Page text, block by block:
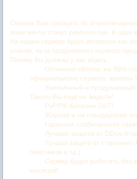
Спешим Вам сообщить об открытии
ваши мечты станут реальностью. И один
На нашем сервере будет интересно как
кланам, из-за продуманного игрового
Почему Вы должны у нас играть :
· Отличная сборка, на 99%
официальному серверу, времён
· Уникальный и продуманный
Такого Вы ещё не видели!
· PvP/PK баталии 24/7!
· Жаркая и не стандартная
· Гарантия стабильности
· Лучшая защита от DDos
· Лучшая защита от стороннего
пакетников и тд.)
· Сервер будет работать без
месяцев!